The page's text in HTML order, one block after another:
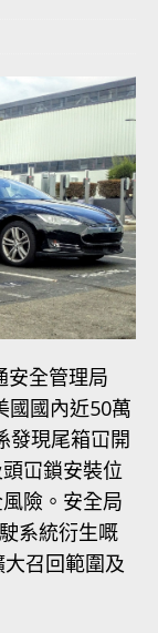
安全管理局
國國內近50萬
發現尾箱冚開
冚鎖安裝位
險。安全局
系統衍生嘅
召回範圍及